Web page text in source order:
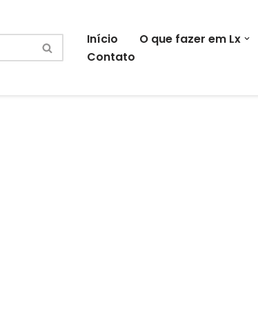
Início O que fazer em Lx
Contato